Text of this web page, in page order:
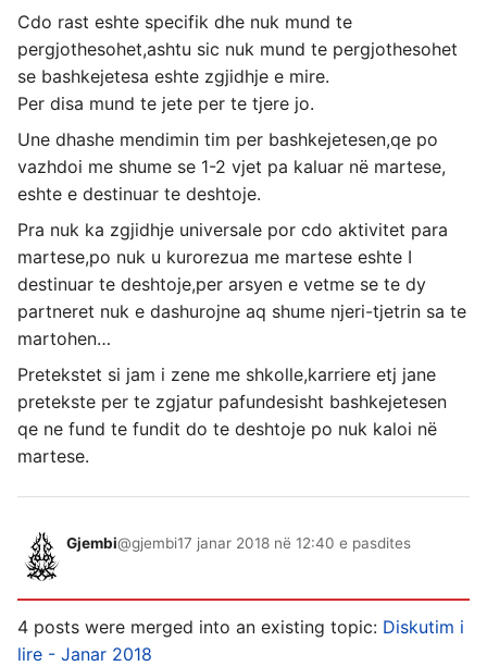
Cdo rast eshte specifik dhe nuk mund te
pergjothesohet,ashtu sic nuk mund te pergjothesohet
se bashkejetesa eshte zgjidhje e mire.
Per disa mund te jete per te tjere jo.
Une dhashe mendimin tim per bashkejetesen,qe po
vazhdoi me shume se 1-2 vjet pa kaluar në martese,
eshte e destinuar te deshtoje.
Pra nuk ka zgjidhje universale por cdo aktivitet para
martese,po nuk u kurorezua me martese eshte I
destinuar te deshtoje,per arsyen e vetme se te dy
partneret nuk e dashurojne aq shume njeri-tjetrin sa te
martohen…
Pretekstet si jam i zene me shkolle,karriere etj jane
pretekste per te zgjatur pafundesisht bashkejetesen
qe ne fund te fundit do te deshtoje po nuk kaloi në
martese.
Gjembi@gjembi17 janar 2018 në 12:40 e pasdites
4 posts were merged into an existing topic: Diskutim i
lire - Janar 2018